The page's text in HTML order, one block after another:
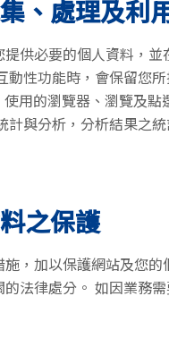
、處理及利
供必要的個人資料，
性功能時，會保留您
用的瀏覽器、瀏覽及
與分析，分析結果之
之保護
，加以保護網站及您
法律處分。 如因業務